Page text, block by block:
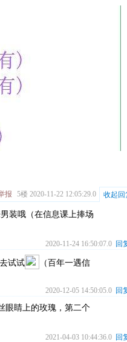
收起回
报 5楼 2020-11-22 12:05:29.0
装哦（在信息课上捧场
2020-11-24 16:50:07.0 回
试试
（百年一遇信
2020-12-05 14:50:05.0 回
眼睛上的玫瑰，第二个
2021-04-03 10:44:36.0 回